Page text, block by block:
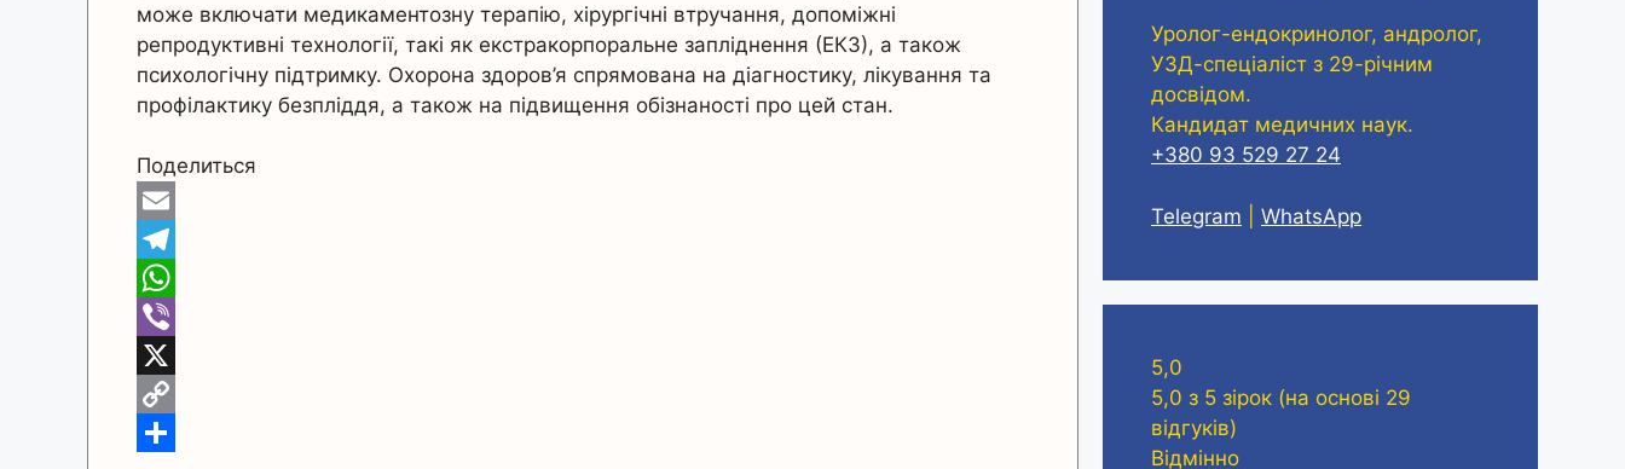
може включати медикаментозну терапію, хірургічні втручання, допоміжні
репродуктивні технології, такі як екстракорпоральне запліднення (ЕКЗ), а також
психологічну підтримку. Охорона здоров’я спрямована на діагностику, лікування та
профілактику безпліддя, а також на підвищення обізнаності про цей стан.
Поделиться
E
m
a
T
e
e
g
W
h
a
V
b
X
C
Уролог-ендокринолог, андролог,
УЗД-спеціаліст з 29-річним
досвідом.
Кандидат медичних наук.
+380 93 529 27 24
Telegram WhatsApp
5,0
5,0 з 5 зірок (на основі 29
відгуків)
Відмінно